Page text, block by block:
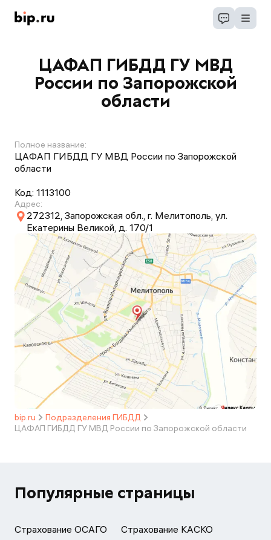
ЦАФАП ГИБДД ГУ МВД
России по Запорожской
области
Полное название:
ЦАФАП ГИБДД ГУ МВД России по Запорожской
области
Код: 1113100
Адрес:
272312, Запорожская обл., г. Мелитополь, ул.
Екатерины Великой, д. 170/1
bip.ru
Подразделения ГИБДД
ЦАФАП ГИБДД ГУ МВД России по Запорожской области
Популярные страницы
Страхование ОСАГО Страхование КАСКО